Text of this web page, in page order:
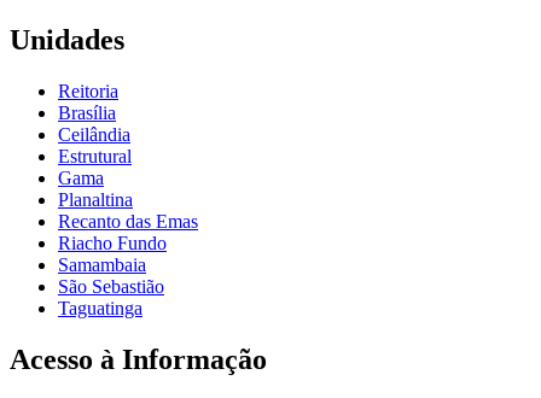
Unidades
Reitoria
Brasília
Ceilândia
Estrutural
Gama
Planaltina
Recanto das Emas
Riacho Fundo
Samambaia
São Sebastião
Taguatinga
Acesso à Informação